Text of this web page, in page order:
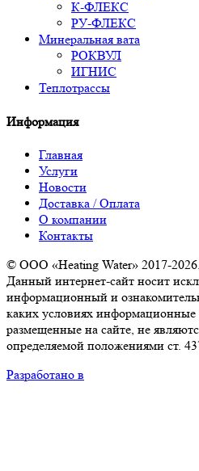
К-ФЛЕКС
РУ-ФЛЕКС
Минеральная вата
РОКВУЛ
ИГНИС
Теплотрассы
Информация
Главная
Услуги
Новости
Доставка / Оплата
О компании
Контакты
© ООО «Heating Water» 2017-
Данный интернет-сайт носит
информационный и
каких условиях
размещенные на сайте, не
определяемой положениями ст.
Разработано в